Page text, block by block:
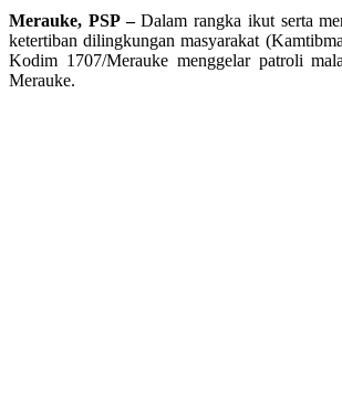
Merauke, PSP –Dalam rangka ikut serta
ketertiban dilingkungan masyarakat
Kodim 1707/Merauke menggelar patroli
Merauke.